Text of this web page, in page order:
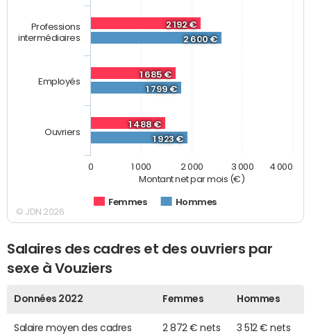
Montant net par mois (€)
2 192 €
1 685 €
1 488 €
2 600 €
1 799 €
1 923 €
Femmes Hommes
Professions
intermédiaires
Employés
Ouvriers
0 1 000 2 000 3 000 4 000
© JDN 2026
Salaires des cadres et des ouvriers par
sexe à Vouziers
Données 2022 Femmes Hommes
Salaire moyen des cadres
2 872 € nets
3 512 € nets